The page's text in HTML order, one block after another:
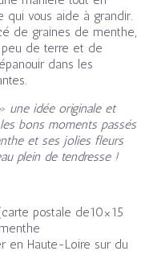
vous aide à grandir.
de graines de menthe,
peu de terre et de
dans les
une idée originale et
bons moments passés
et ses jolies fleurs
plein de tendresse !
postale de10×15
en Haute-Loire sur du